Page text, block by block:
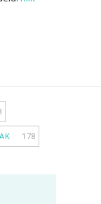
178